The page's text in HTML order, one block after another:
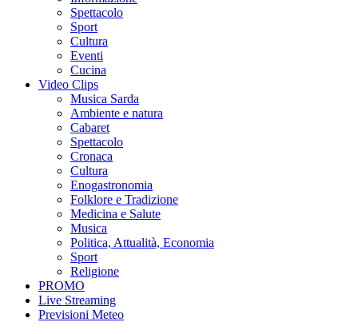
Spettacolo
Sport
Cultura
Eventi
Cucina
Video Clips
Musica Sarda
Ambiente e natura
Cabaret
Spettacolo
Cronaca
Cultura
Enogastronomia
Folklore e Tradizione
Medicina e Salute
Musica
Politica, Attualità, Economia
Sport
Religione
PROMO
Live Streaming
Previsioni Meteo